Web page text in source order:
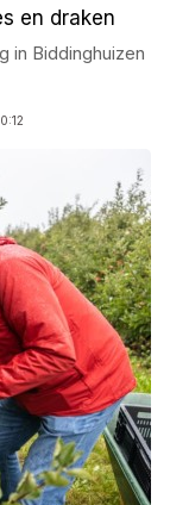
en draken
in Biddinghuizen